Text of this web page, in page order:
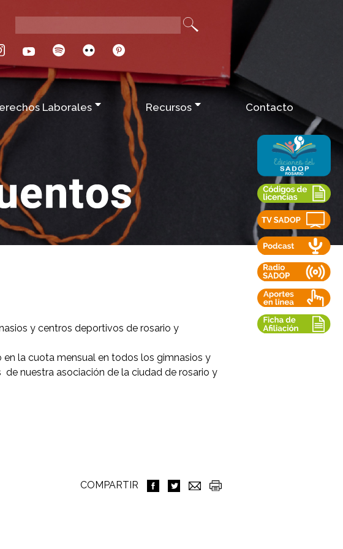
Laborales Recursos Contacto
y centros deportivos de rosario y
en la cuota mensual en todos los gimnasios y
nuestra asociación de la ciudad de rosario y
COMPARTIR